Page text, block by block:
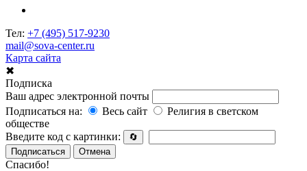
Тел: +7 (495) 517-9230
mail@sova-center.ru
Карта сайта
✖
Подписка
Ваш адрес электронной почты
Подписаться на:
Весь сайт
Религия в светском
обществе
Введите код с картинки:
🔄
Подписаться
Отмена
Спасибо!